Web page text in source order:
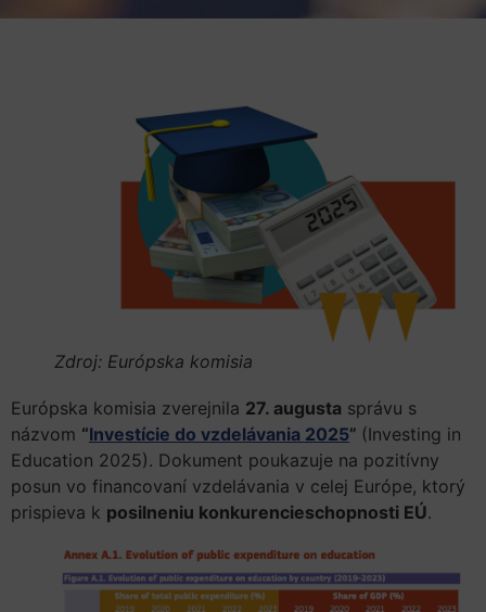
Zdroj: Európska komisia
Európska komisia zverejnila 27. augusta správu s
názvom “Investície do vzdelávania 2025” (Investing in
Education 2025). Dokument poukazuje na pozitívny
posun vo financovaní vzdelávania v celej Európe, ktorý
prispieva k posilneniu konkurencieschopnosti EÚ.